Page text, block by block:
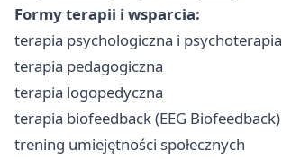
Formy terapii i wsparcia:
terapia psychologiczna i psychoterapia
terapia pedagogiczna
terapia logopedyczna
terapia biofeedback (EEG Biofeedback)
trening umiejętności społecznych